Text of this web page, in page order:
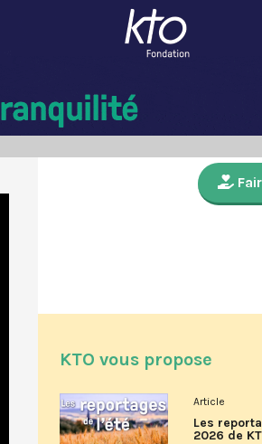
KTO vous propose
Article
Les
2026 de